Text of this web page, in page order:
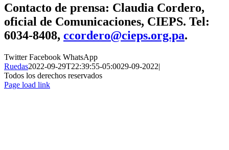
Contacto de prensa: Claudia Cordero,
oficial de Comunicaciones, CIEPS. Tel:
6034-8408, ccordero@cieps.org.pa.
TwitterFacebook WhatsApp
Ruedas2022-09-29T22:39:55-05:0029-09-2022|
Todos los derechos reservados
Page load link